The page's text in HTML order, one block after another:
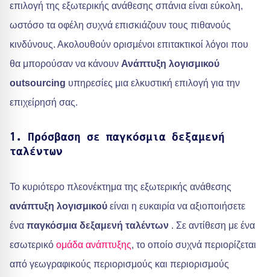
επιλογή της εξωτερικής ανάθεσης σπάνια είναι εύκολη,
ωστόσο τα οφέλη συχνά επισκιάζουν τους πιθανούς
κινδύνους. Ακολουθούν ορισμένοι επιτακτικοί λόγοι που
θα μπορούσαν να κάνουν Ανάπτυξη λογισμικού
outsourcing υπηρεσίες μια ελκυστική επιλογή για την
επιχείρησή σας.
1. Πρόσβαση σε παγκόσμια δεξαμενή
ταλέντων
Το κυριότερο πλεονέκτημα της εξωτερικής ανάθεσης
ανάπτυξη λογισμικού είναι η ευκαιρία να αξιοποιήσετε
ένα παγκόσμια δεξαμενή ταλέντων . Σε αντίθεση με ένα
εσωτερικό ομάδα ανάπτυξης, το οποίο συχνά περιορίζεται
από γεωγραφικούς περιορισμούς και περιορισμούς